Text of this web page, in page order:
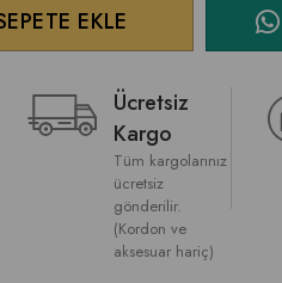
Ücretsiz
Kargo
Tüm kargolarınız
ücretsiz
gönderilir.
(Kordon ve
aksesuar hariç)